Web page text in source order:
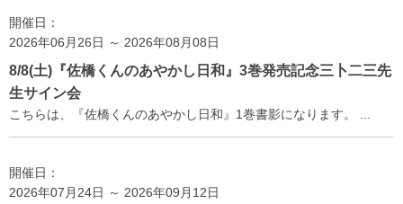
開催日：
2026年06月26日 ～ 2026年08月08日
8/8(土)『佐橋くんのあやかし日和』3巻発売記念三卜二三先
生サイン会
こちらは、『佐橋くんのあやかし日和』1巻書影になります。 ...
開催日：
2026年07月24日 ～ 2026年09月12日